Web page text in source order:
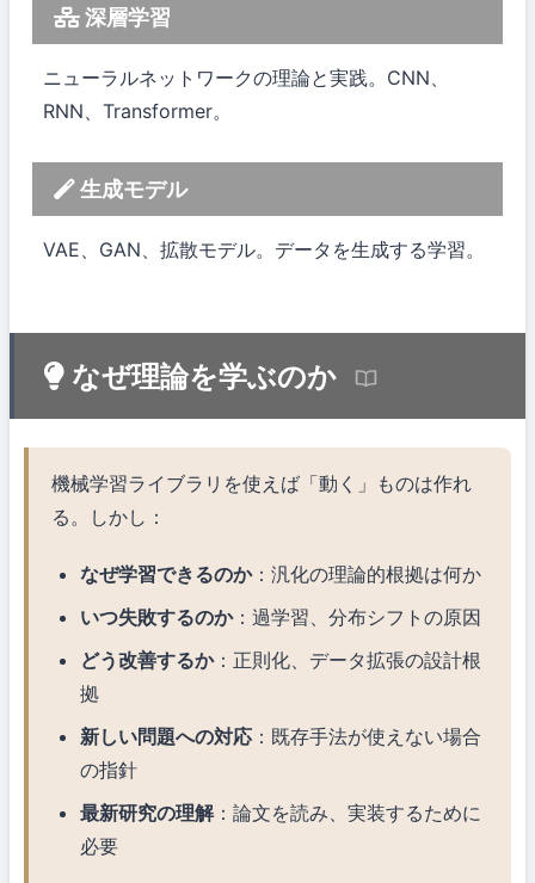
深層学習
ニューラルネットワークの理論と実践。CNN、
RNN、Transformer。
生成モデル
VAE、GAN、拡散モデル。データを生成する学習。
なぜ理論を学ぶのか
機械学習ライブラリを使えば「動く」ものは作れ
る。しかし：
なぜ学習できるのか：汎化の理論的根拠は何か
いつ失敗するのか：過学習、分布シフトの原因
どう改善するか：正則化、データ拡張の設計根
拠
新しい問題への対応 ：既存手法が使えない場合
の指針
最新研究の理解：論文を読み、実装するために
必要